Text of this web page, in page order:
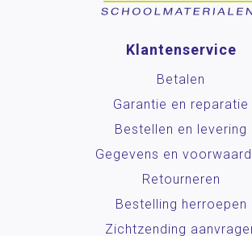
Klantenservice
Betalen
Garantie en reparatie
Bestellen en levering
Gegevens en
Retourneren
Bestelling herroepen
Zichtzending